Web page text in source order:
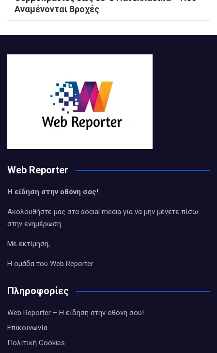
Αναμένονται Βροχές
Web Reporter
Η είδηση στην οθόνη σας!
Ακολουθήστε μας στα social media για να μην μένετε πίσω
στην ενημέρωση…
Με εκτίμηση,
Η ομάδα του Web Reporter
Πληροφορίες
Web Reporter – Η είδηση στην οθόνη σου!
Επικοινωνία
Πολιτική Cookies